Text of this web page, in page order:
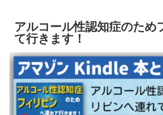
アルコール性認知症のため
て行きます！